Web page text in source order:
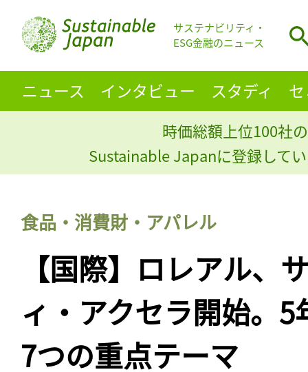
サステナビリティ・
ESG金融のニュース
ニュース インタビュー スタディ
時価総額上位100社
Sustainable Japanに登録して
食品・消費財・アパレル
【国際】ロレアル、
ィ・アクセラ開始。
7つの重点テーマ